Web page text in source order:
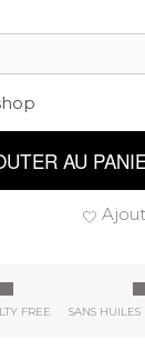
AU
FREE SANS HUILES